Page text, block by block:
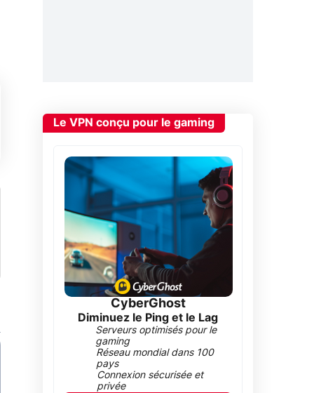
Le VPN conçu pour le gaming
CyberGhost
Diminuez le Ping et le Lag
Serveurs optimisés pour le
gaming
Réseau mondial dans 100
pays
Connexion sécurisée et
privée